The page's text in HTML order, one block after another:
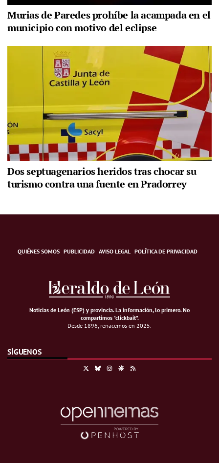
Murias de Paredes prohíbe la acampada en el
municipio con motivo del eclipse
Dos septuagenarios heridos tras chocar su
turismo contra una fuente en Pradorrey
QUIÉNES SOMOS PUBLICIDAD AVISO LEGAL POLÍTICA DE PRIVACIDAD
Noticias de León (ESP) y provincia. La información, lo primero.No
compartimos "clickbait".
Desde 1896, renacemos en 2025.
SÍGUENOS
BlueskyInstagramGoogle Discover